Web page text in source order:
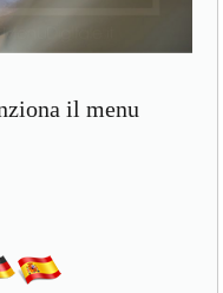
il menu